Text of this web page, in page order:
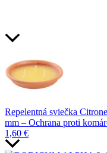
Repelentná sviečka
mm – Ochrana proti
1,60 €